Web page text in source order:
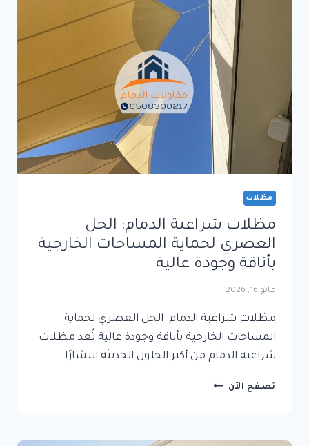
الحلول
العصرية
لحماية
السيارات
بجودة
عالية
مظلات
مظلات شراعية الدمام: الحل
العصري لحماية المساحات الخارجية
بأناقة وجودة عالية
مايو 16, 2026
مظلات شراعية الدمام: الحل العصري لحماية
المساحات الخارجية بأناقة وجودة عالية تُعد مظلات
شراعية الدمام من أكثر الحلول الحديثة انتشارًا…
تصفح الآن مظلات
العصري